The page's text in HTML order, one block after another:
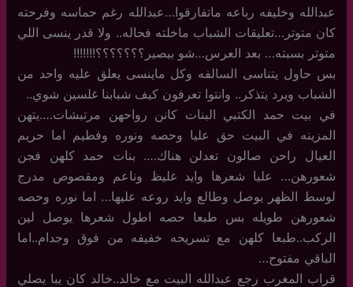
عبدالله وخليفه رباعه ماتفارقوا…عبدالله رغم حماسه وفرحته
كان متوتر…تعليقات الشباب ماخلته فحاله.. ولا قدر ينسى اللي
متوتر بسبته… بعد العرس…شو بيصير؟؟؟؟؟؟؟!!!!!!!
بس حاول يتناسى السالفه وكل ماينسى يعلق عليه واحد من
الشباب ويرد يتذكر.. وانتوا تعرفون كيف شبابنا غلسين شوي..
في بيت حمد الكتبي البنات كانن رواحهن مرتبشات….يتهن
المزينه في البيت حق عليا وحصه ونوره وفطيم اما حريم
العيال راحن صالون تعدلن هناك…. بنات حمد كلهن فجن
شعورهن… عليا شعرها وايد غليظ وناعم ومقصوص مدرج
لوسط الظهر يوصل وطالع وايد روعه عليها… اما نوره وحصه
شعورهن طويله بس طبعا حصه اطول شعرها يوصل لين
الركب..طبعا كلهن مع تسريحه خفيفه من فوق وجدام..اما
الباقي مفتوح…
قراب المغرب رجع عبدالله البيت مع خالد..خالد كان يبا يصلي